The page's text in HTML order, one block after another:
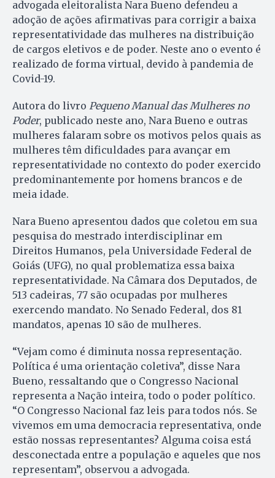
advogada eleitoralista Nara Bueno defendeu a
adoção de ações afirmativas para corrigir a baixa
representatividade das mulheres na distribuição
de cargos eletivos e de poder. Neste ano o evento é
realizado de forma virtual, devido à pandemia de
Covid-19.
Autora do livro Pequeno Manual das Mulheres no
Poder, publicado neste ano, Nara Bueno e outras
mulheres falaram sobre os motivos pelos quais as
mulheres têm dificuldades para avançar em
representatividade no contexto do poder exercido
predominantemente por homens brancos e de
meia idade.
Nara Bueno apresentou dados que coletou em sua
pesquisa do mestrado interdisciplinar em
Direitos Humanos, pela Universidade Federal de
Goiás (UFG), no qual problematiza essa baixa
representatividade. Na Câmara dos Deputados, de
513 cadeiras, 77 são ocupadas por mulheres
exercendo mandato. No Senado Federal, dos 81
mandatos, apenas 10 são de mulheres.
“Vejam como é diminuta nossa representação.
Política é uma orientação coletiva”, disse Nara
Bueno, ressaltando que o Congresso Nacional
representa a Nação inteira, todo o poder político.
“O Congresso Nacional faz leis para todos nós. Se
vivemos em uma democracia representativa, onde
estão nossas representantes? Alguma coisa está
desconectada entre a população e aqueles que nos
representam”, observou a advogada.